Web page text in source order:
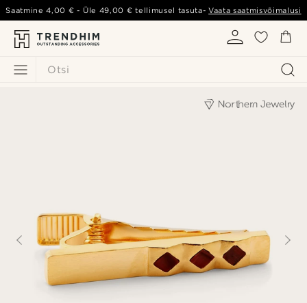
Otsi
Saatmine4,00 € - Üle 49,00 € tellimusel tasuta-Vaata saatmisvõimalusi